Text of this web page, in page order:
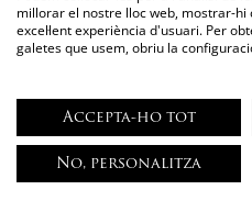
Nota
Afegeix
millorar el nostre lloc web, mostrar-
excel·lent experiència d'usuari. Per
galetes que usem, obriu la
Accepta-ho tot
No, personalitza